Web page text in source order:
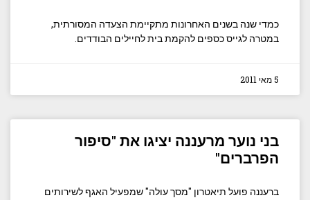
כמדי שנה בשנים האחרונות מתקיימת הצעדה המסורתית,
במטרה לגייס כספים להקמת בית לחיילים הבודדים.
5 מאי 2011
בני נוער מרעננה יציגו את "סיפור
הפרברים"
ברעננה פועל תיאטרון "מסך עולה" שמפעיל האגף לשירותים